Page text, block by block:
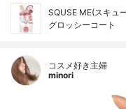
SQUSE ME(スキュ
グロッシーコート
コスメ好き主婦
minori